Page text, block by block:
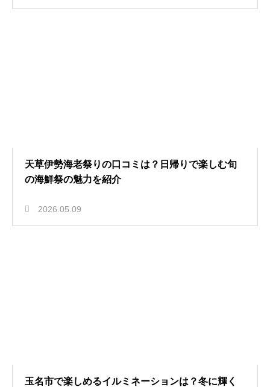
天草伊勢海老祭りの口コミは？日帰りで楽しむ旬
の海鮮祭の魅力を紹介
2026.05.09
玉名市で楽しめるイルミネーションは？冬に輝く